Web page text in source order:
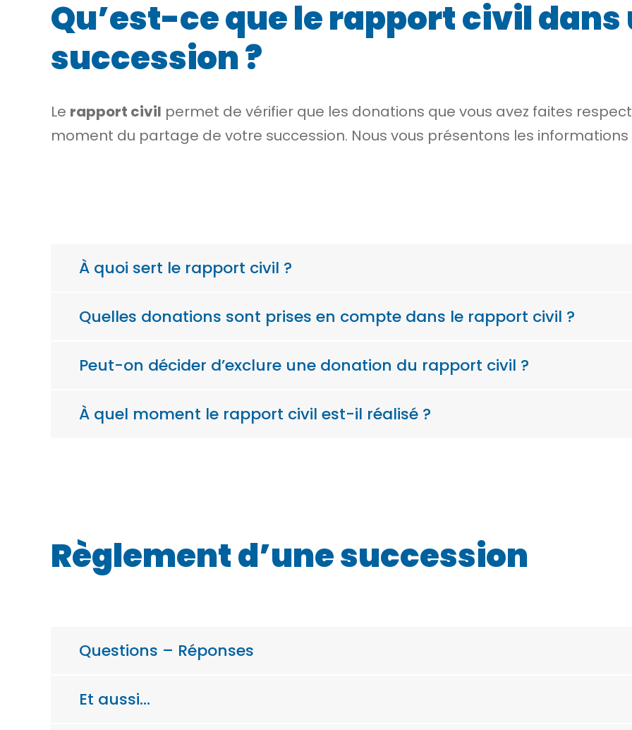
Qu’est-ce que le rapport civil dans
succession ?
Le rapport civil permet de vérifier que les donations que vous avez faites
moment du partage de votre succession. Nous vous présentons les
À quoi sert le rapport civil ?
Quelles donations sont prises en compte dans le rapport civil ?
Peut-on décider d’exclure une donation du rapport civil ?
À quel moment le rapport civil est-il réalisé ?
Règlement d’une succession
Questions – Réponses
Et aussi…